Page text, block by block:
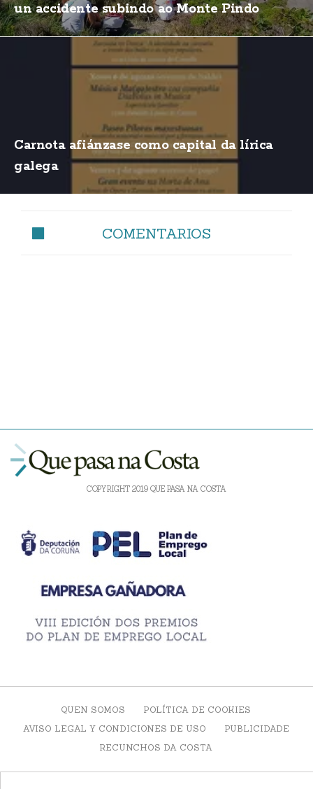
un accidente subindo ao Monte Pindo
Carnota afiánzase como capital da lírica
galega
COMENTARIOS
COPYRIGHT 2019 QUE PASA NA COSTA
QUEN SOMOS
POLÍTICA DE COOKIES
AVISO LEGAL Y CONDICIONES DE USO
PUBLICIDADE
RECUNCHOS DA COSTA